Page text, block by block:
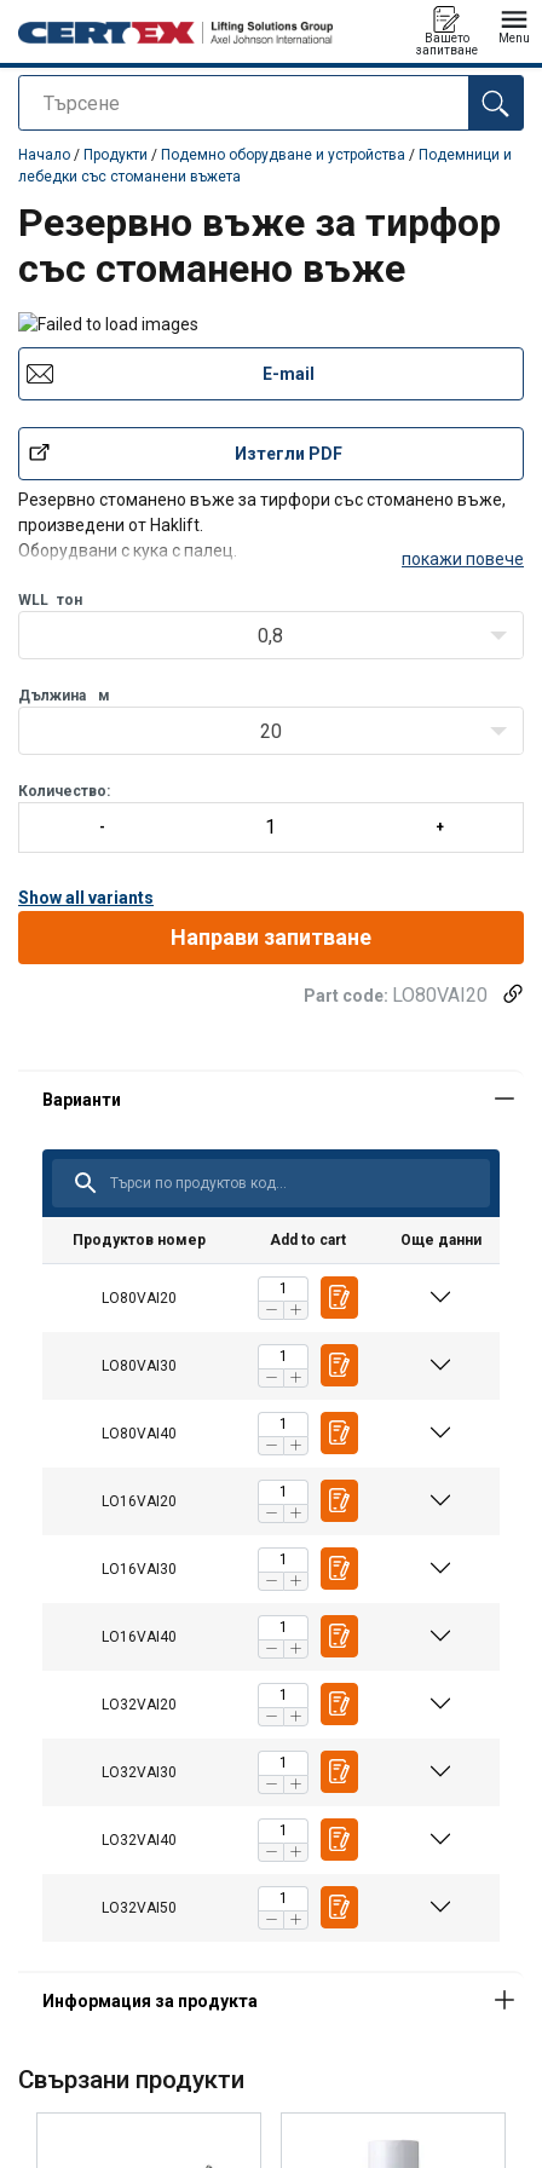
Търсене
Вашето
запитване
Menu
е добавен към вашето запитване
Начало / Продукти / Подемно оборудване и устройства / Подемници и
лебедки със стоманени въжета
Резервно въже за тирфор
със стоманено въже
E-mail
Изтегли PDF
Резервно стоманено въже за тирфори със стоманено въже,
произведени от Haklift.
Оборудвани с кука с палец.
покажи повече
WLL тон
0,8
Дължина м
20
Количество:
Show all variants
Направи запитване
Part code: LO80VAI20
Продуктов номер Add to cart Още данни
LO80VAI20
LO80VAI30
LO80VAI40
LO16VAI20
LO16VAI30
LO16VAI40
LO32VAI20
LO32VAI30
LO32VAI40
LO32VAI50
Маркировка:
Свързани продукти